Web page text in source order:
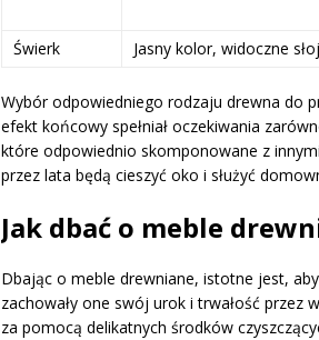
Świerk
Jasny kolor, widoczne
Wybór odpowiedniego rodzaju drewna do
efekt końcowy spełniał oczekiwania
które odpowiednio skomponowane z
przez lata będą cieszyć oko i służyć
Jak dbać o meble
Dbając o meble drewniane, istotne jest,
zachowały one swój urok i trwałość przez
za pomocą delikatnych środków